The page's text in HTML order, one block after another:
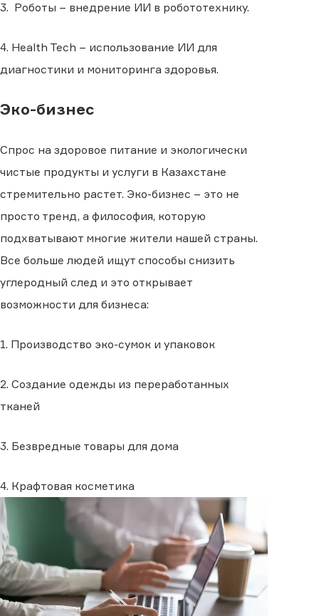
3. Роботы – внедрение ИИ в робототехнику.
4. Health Tech – использование ИИ для
диагностики и мониторинга здоровья.
Эко-бизнес
Спрос на здоровое питание и экологически
чистые продукты и услуги в Казахстане
стремительно растет. Эко-бизнес – это не
просто тренд, а философия, которую
подхватывают многие жители нашей страны.
Все больше людей ищут способы снизить
углеродный след и это открывает
возможности для бизнеса:
1. Производство эко-сумок и упаковок
2. Создание одежды из переработанных
тканей
3. Безвредные товары для дома
4. Крафтовая косметика